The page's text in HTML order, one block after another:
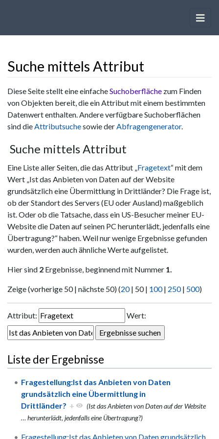
Suche mittels Attribut
Wechseln zu:Navigation,Suche
Diese Seite stellt eine einfacheSuchoberfläche zum Finden
von Objekten bereit, die ein Attribut mit einem bestimmten
Datenwert enthalten. Andere verfügbare Suchoberflächen
sind dieAttributsuchesowie derAbfragengenerator.
Suche mittels Attribut
Eine Liste aller Seiten, die das Attribut „Fragetext“ mit dem
Wert „Ist das Anbieten von Daten auf der Website
grundsätzlich eine Übermittlung in Drittländer? Die Frage ist,
ob der Standort des Servers (EU oder Ausland) maßgeblich
ist. Oder ob die Tatsache, dass ein US-Besucher meiner EU-
Website die Daten auf seinen PC herunterlädt, jedenfalls eine
Übertragung?“ haben. Weil nur wenige Ergebnisse gefunden
wurden, werden auch ähnliche Werte aufgelistet.
Hier sind 2 Ergebnisse, beginnend mit Nummer 1.
Zeige (vorherige 50 | nächste 50) (20| 50| 100| 250| 500)
Attribut: Wert:
Liste der Ergebnisse
Fragestellung:Ist das Anbieten von Daten
grundsätzlich eine Übermittlung in
Drittländer? +
(Ist das Anbieten von Daten auf der Website
…herunterlädt, jedenfalls eine Übertragung?)
Fragestellung:Ist das Anbieten von Daten grundsätzlich